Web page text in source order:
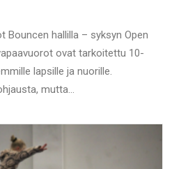
Bouncen hallilla – syksyn Open
ovat tarkoitettu 10-
lapsille ja nuorille.
mutta…